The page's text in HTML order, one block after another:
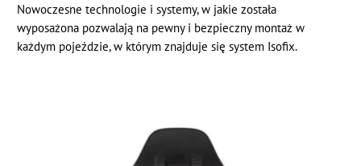
Nowoczesne technologie i systemy, w jakie została
wyposażona pozwalają na pewny i bezpieczny montaż w
każdym pojeździe, w którym znajduje się system Isofix.